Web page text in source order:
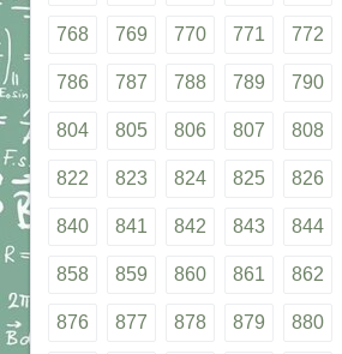
768 769 770 771 772
786 787 788 789 790
804 805 806 807 808
822 823 824 825 826
840 841 842 843 844
858 859 860 861 862
876 877 878 879 880